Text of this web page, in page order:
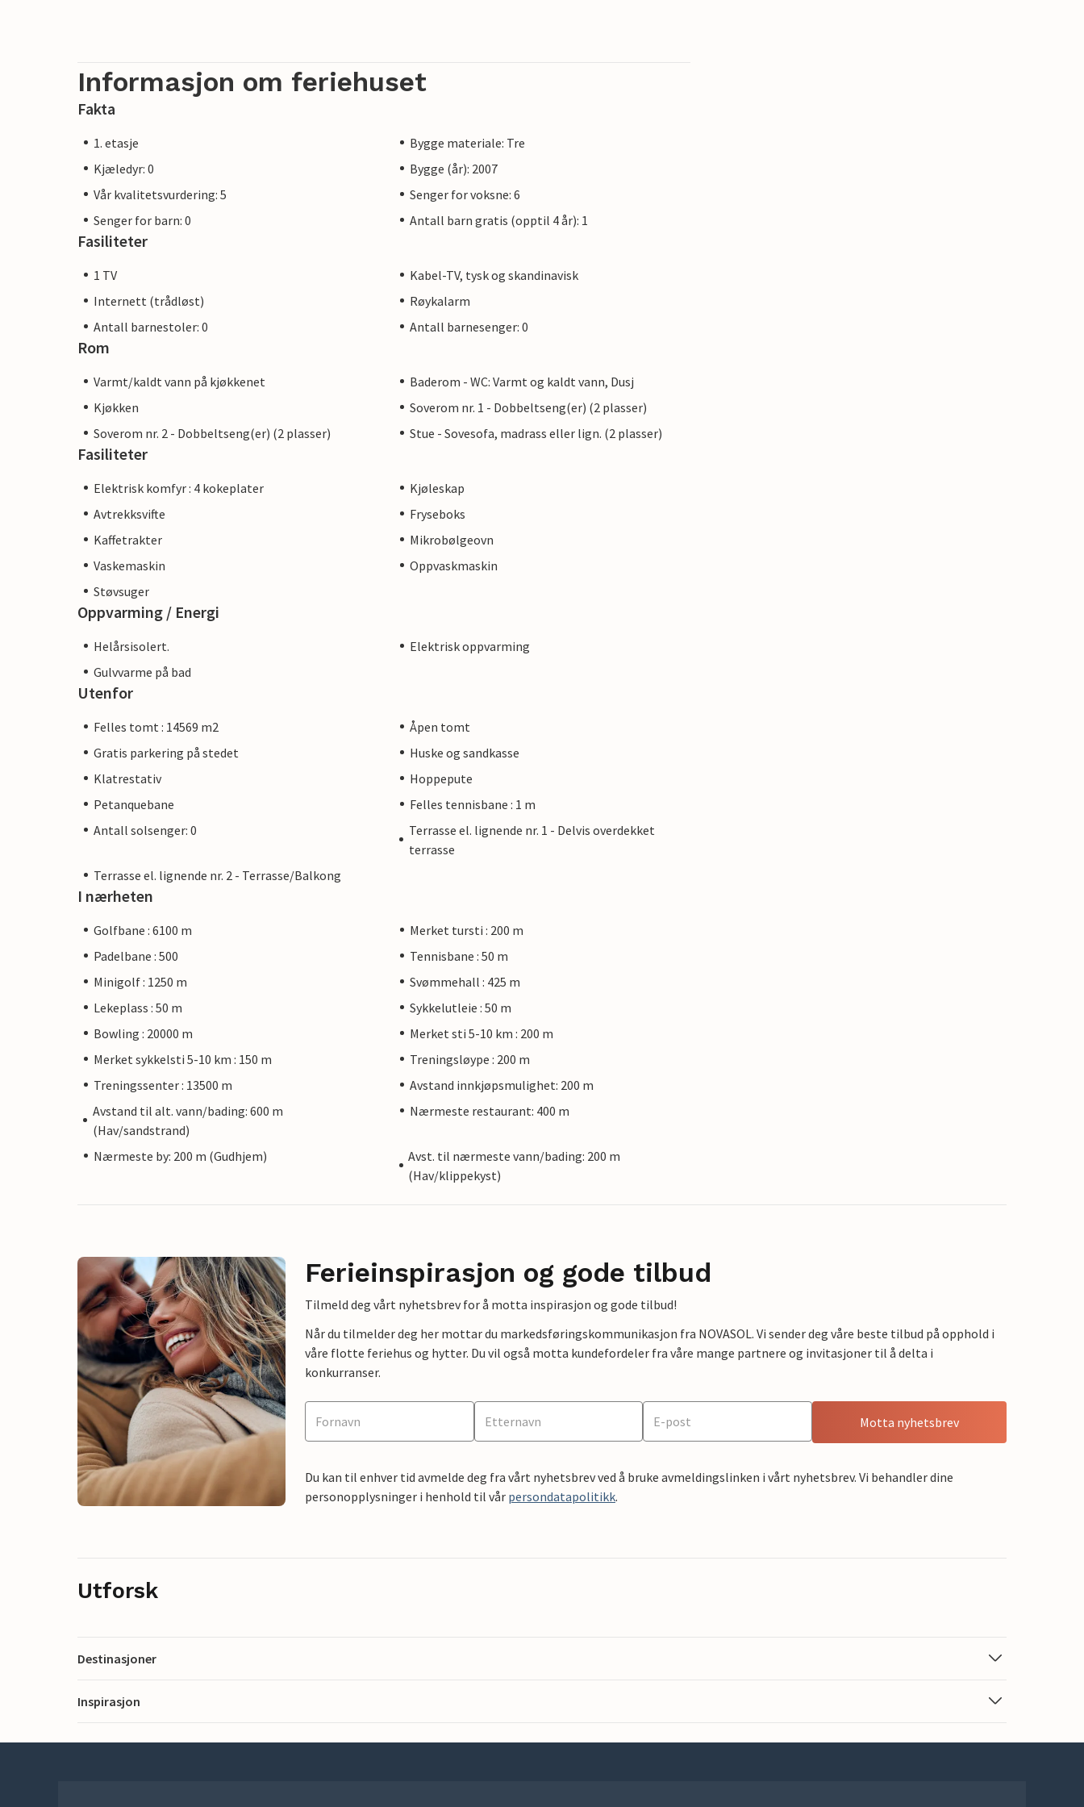
Informasjon om feriehuset
Fakta
1. etasje
Bygge materiale: Tre
Kjæledyr: 0
Bygge (år): 2007
Vår kvalitetsvurdering: 5
Senger for voksne: 6
Senger for barn: 0
Antall barn gratis (opptil 4 år): 1
Fasiliteter
1 TV
Kabel-TV, tysk og skandinavisk
Internett (trådløst)
Røykalarm
Antall barnestoler: 0
Antall barnesenger: 0
Rom
Varmt/kaldt vann på kjøkkenet
Baderom - WC: Varmt og kaldt vann, Dusj
Kjøkken
Soverom nr. 1 - Dobbeltseng(er) (2 plasser)
Soverom nr. 2 - Dobbeltseng(er) (2 plasser)
Stue - Sovesofa, madrass eller lign. (2 plasser)
Fasiliteter
Elektrisk komfyr : 4 kokeplater
Kjøleskap
Avtrekksvifte
Fryseboks
Kaffetrakter
Mikrobølgeovn
Vaskemaskin
Oppvaskmaskin
Støvsuger
Oppvarming / Energi
Helårsisolert.
Elektrisk oppvarming
Gulvvarme på bad
Utenfor
Felles tomt : 14569 m2
Åpen tomt
Gratis parkering på stedet
Huske og sandkasse
Klatrestativ
Hoppepute
Petanquebane
Felles tennisbane : 1 m
Antall solsenger: 0
Terrasse el. lignende nr. 1 - Delvis overdekket
terrasse
Terrasse el. lignende nr. 2 - Terrasse/Balkong
I nærheten
Golfbane : 6100 m
Merket tursti : 200 m
Padelbane : 500
Tennisbane : 50 m
Minigolf : 1250 m
Svømmehall : 425 m
Lekeplass : 50 m
Sykkelutleie : 50 m
Bowling : 20000 m
Merket sti 5-10 km : 200 m
Merket sykkelsti 5-10 km : 150 m
Treningsløype : 200 m
Treningssenter : 13500 m
Avstand innkjøpsmulighet: 200 m
Avstand til alt. vann/bading: 600 m
(Hav/sandstrand)
Nærmeste restaurant: 400 m
Nærmeste by: 200 m (Gudhjem)
Avst. til nærmeste vann/bading: 200 m
(Hav/klippekyst)
Ferieinspirasjon og gode tilbud
Tilmeld deg vårt nyhetsbrev for å motta inspirasjon og gode tilbud!
Når du tilmelder deg her mottar du markedsføringskommunikasjon fra NOVASOL. Vi sender deg våre beste tilbud på opphold i
våre flotte feriehus og hytter. Du vil også motta kundefordeler fra våre mange partnere og invitasjoner til å delta i
konkurranser.
Motta nyhetsbrev
Du kan til enhver tid avmelde deg fra vårt nyhetsbrev ved å bruke avmeldingslinken i vårt nyhetsbrev. Vi behandler dine
personopplysninger i henhold til vår persondatapolitikk.
Utforsk
Destinasjoner
Inspirasjon